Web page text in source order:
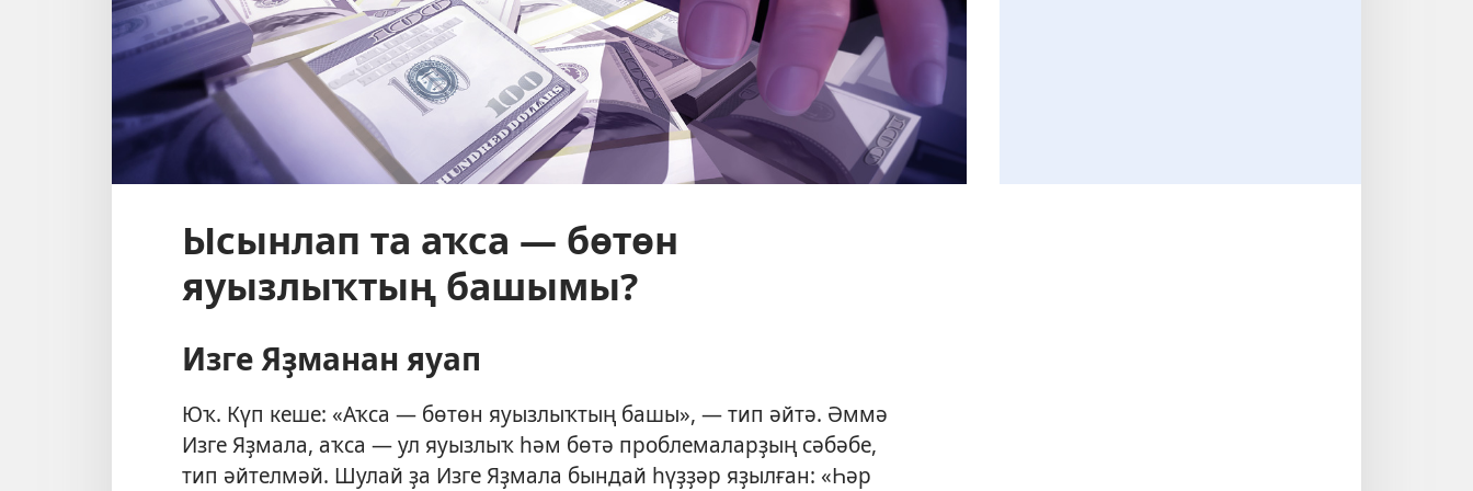
Ысынлап та аҡса — бөтөн
яуызлыҡтың башымы?
Изге Яҙманан яуап
Юҡ. Күп кеше: «Аҡса — бөтөн яуызлыҡтың башы», — тип әйтә. Әммә
Изге Яҙмала, аҡса — ул яуызлыҡ һәм бөтә проблемаларҙың сәбәбе,
тип әйтелмәй. Шулай ҙа Изге Яҙмала бындай һүҙҙәр яҙылған: «Һәр